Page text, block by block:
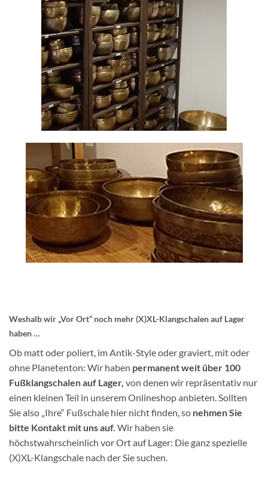
Weshalb wir „Vor Ort“ noch mehr (X)XL-Klangschalen auf Lager
haben …
Ob matt oder poliert, im Antik-Style oder graviert, mit oder
ohne Planetenton: Wir haben permanent weit über 100
Fußklangschalen auf Lager, von denen wir repräsentativ nur
einen kleinen Teil in unserem Onlineshop anbieten. Sollten
Sie also „Ihre“ Fußschale hier nicht finden, so nehmen Sie
bitte Kontakt mit uns auf. Wir haben sie
höchstwahrscheinlich vor Ort auf Lager: Die ganz spezielle
(X)XL-Klangschale nach der Sie suchen.